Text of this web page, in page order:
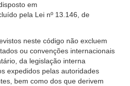
em
pela Lei nº 13.146, de
neste código não excluem
ou convenções internacionais
da legislação interna
expedidos pelas autoridades
bem como dos que derivem